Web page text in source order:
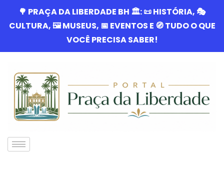
🌳 PRAÇA DA LIBERDADE BH 🏛️: 📜 HISTÓRIA, 🎭
CULTURA, 🖼️ MUSEUS, 📅 EVENTOS E 🧭 TUDO O QUE
VOCÊ PRECISA SABER!